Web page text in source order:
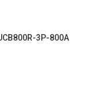
3P-800A